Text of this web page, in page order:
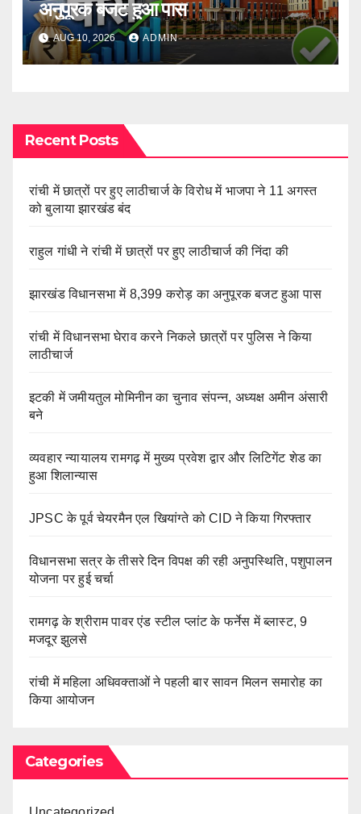
अनुपूरक बजट हुआ पास
AUG 10, 2026 ADMIN
Recent Posts
रांची में छात्रों पर हुए लाठीचार्ज के विरोध में भाजपा ने 11 अगस्त
को बुलाया झारखंड बंद
राहुल गांधी ने रांची में छात्रों पर हुए लाठीचार्ज की निंदा की
झारखंड विधानसभा में 8,399 करोड़ का अनुपूरक बजट हुआ पास
रांची में विधानसभा घेराव करने निकले छात्रों पर पुलिस ने किया
लाठीचार्ज
इटकी में जमीयतुल मोमिनीन का चुनाव संपन्न, अध्यक्ष अमीन अंसारी
बने
व्यवहार न्यायालय रामगढ़ में मुख्य प्रवेश द्वार और लिटिगेंट शेड का
हुआ शिलान्यास
JPSC के पूर्व चेयरमैन एल खियांग्ते को CID ने किया गिरफ्तार
विधानसभा सत्र के तीसरे दिन विपक्ष की रही अनुपस्थिति, पशुपालन
योजना पर हुई चर्चा
रामगढ़ के श्रीराम पावर एंड स्टील प्लांट के फर्नेस में ब्लास्ट, 9
मजदूर झुलसे
रांची में महिला अधिवक्ताओं ने पहली बार सावन मिलन समारोह का
किया आयोजन
Categories